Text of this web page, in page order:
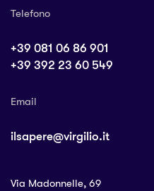
Telefono
+39 081 06 86 901
+39 392 23 60 549
Email
ilsapere@virgilio.it
Via Madonnelle, 69